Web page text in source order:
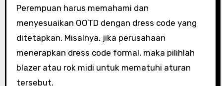
Perempuan harus memahami dan
menyesuaikan OOTD dengan dress code yang
ditetapkan. Misalnya, jika perusahaan
menerapkan dress code formal, maka pilihlah
blazer atau rok midi untuk mematuhi aturan
tersebut.